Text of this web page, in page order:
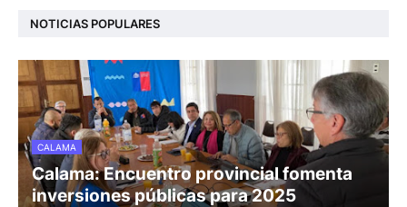
NOTICIAS POPULARES
CALAMA
Calama: Encuentro provincial fomenta
inversiones públicas para 2025